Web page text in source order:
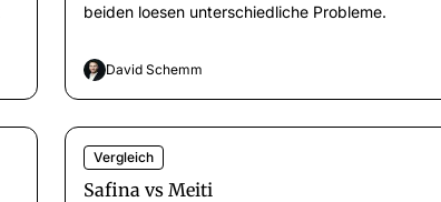
beiden loesen unterschiedliche Probleme.
David Schemm
Vergleich
Safina vs Meiti